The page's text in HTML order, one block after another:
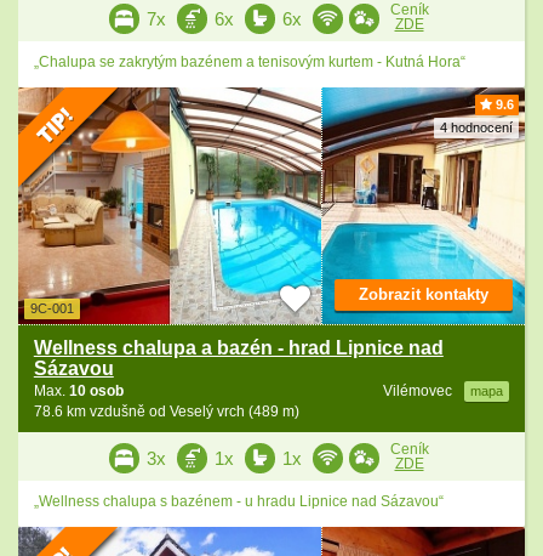
7x 6x 6x
Ceník
ZDE
„Chalupa se zakrytým bazénem a tenisovým kurtem - Kutná Hora“
9.6
4 hodnocení
9C-001
Wellness chalupa a bazén - hrad Lipnice nad
Sázavou
Vilémovec mapa
Max. 10 osob
78.6 km vzdušně od Veselý vrch (489 m)
Zobrazit kontakty
3x 1x 1x
Ceník
ZDE
„Wellness chalupa s bazénem - u hradu Lipnice nad Sázavou“